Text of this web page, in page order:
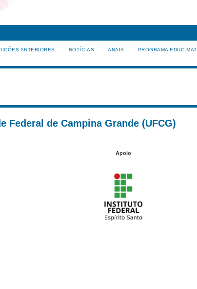
ANTERIORES NOTÍCIAS ANAIS
PROGRAMA EDUCIMAT
Federal de Campina Grande (UFCG)
Apoio